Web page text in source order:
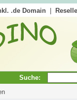
.de Domain
Suche: